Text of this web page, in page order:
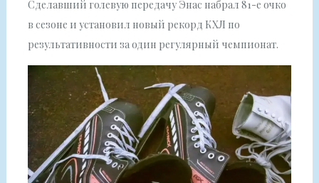
Сделавший голевую передачу Энас набрал 81-е очко
в сезоне и установил новый рекорд КХЛ по
результативности за один регулярный чемпионат.